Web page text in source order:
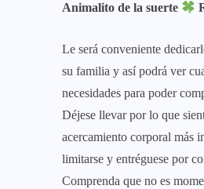
Animalito de la suerte
Le será conveniente
su familia y así podrá ver
necesidades para poder
Déjese llevar por lo que
acercamiento corporal más
limitarse y entréguese por
Comprenda que no es